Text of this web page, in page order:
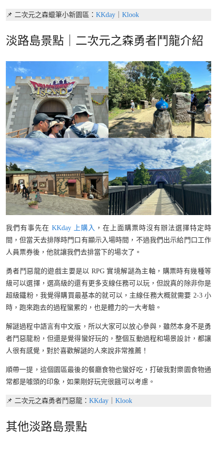
📌 二次元之森蠟筆小新園區： KKday Klook
淡路島景點｜二次元之森勇者鬥龍介紹
我們有事先在 KKday 上購入 ，在上面購票時沒有辦法選擇特定時
間，但當天去排隊時門口有顯示入場時間，不過我們出示給門口工作
人員票券後，他就讓我們去排當下的場次了。
勇者鬥惡龍的遊戲主要是以 RPG 實境解謎為主軸，購票時有幾種等
級可以選擇，選高級的還有更多支線任務可以玩，但說真的除非你是
超級鐵粉，我覺得購買最基本的就可以，主線任務大概就需要 2-3 小
時，跑來跑去的過程蠻累的，也是體力的一大考驗。
解謎過程中語言有中文版，所以大家可以放心參與，雖然本身不是勇
者鬥惡龍粉，但還是覺得蠻好玩的，整個互動過程和場景設計，都讓
人很有感覺，對於喜歡解謎的人來說非常推薦！
順帶一提，這個園區最後的餐廳食物也蠻好吃，打破我對樂園食物通
常都是噱頭的印象，如果剛好玩完很餓可以考慮。
📌 二次元之森勇者鬥惡龍： KKday Klook
其他淡路島景點